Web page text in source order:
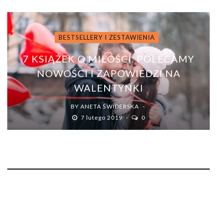
BESTSELLERY I ZESTAWIENIA
7 KSIĄŻEK O MIŁOŚCI. POLECAMY
NOWOŚCI I ZAPOWIEDZI NA
WALENTYNKI
BY ANETA ŚWIDERSKA
7 lutego 2019
0